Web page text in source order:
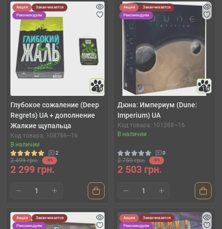
Акция
Заканчивается
Рекомендуем
10
Глубокое сожаление (Deep
Regrets) UA + дополнение
Жалкие щупальца
Код товара: 108786~16
В наличии
2
2 499 грн. -8%
2 299 грн.
Акция
Заканчивается
Рекомендуем
10
Дюна: Империум (Dune:
Imperium) UA
Код товара: 101288~16
В наличии
0
2 750 грн. -9%
2 503 грн.
Акция
Заканчивается
Рекомендуем
Акция
Заканчивается
Рекомендуем